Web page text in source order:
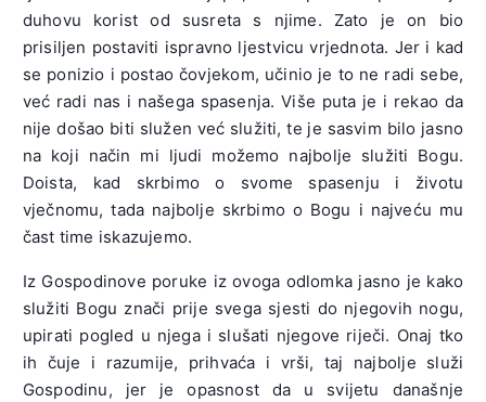
duhovu korist od susreta s njime. Zato je on bio
prisiljen postaviti ispravno ljestvicu vrjednota. Jer i kad
se ponizio i postao čovjekom, učinio je to ne radi sebe,
već radi nas i našega spasenja. Više puta je i rekao da
nije došao biti služen već služiti, te je sasvim bilo jasno
na koji način mi ljudi možemo najbolje služiti Bogu.
Doista, kad skrbimo o svome spasenju i životu
vječnomu, tada najbolje skrbimo o Bogu i najveću mu
čast time iskazujemo.
Iz Gospodinove poruke iz ovoga odlomka jasno je kako
služiti Bogu znači prije svega sjesti do njegovih nogu,
upirati pogled u njega i slušati njegove riječi. Onaj tko
ih čuje i razumije, prihvaća i vrši, taj najbolje služi
Gospodinu, jer je opasnost da u svijetu današnje